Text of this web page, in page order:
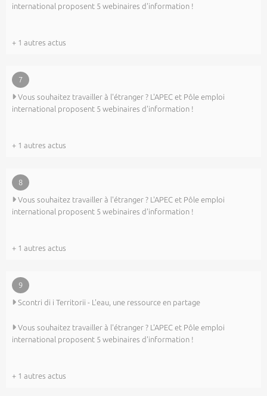
international proposent 5 webinaires d'information !
+ 1 autres actus
7
Vous souhaitez travailler à l'étranger ? L'APEC et Pôle emploi
international proposent 5 webinaires d'information !
+ 1 autres actus
8
Vous souhaitez travailler à l'étranger ? L'APEC et Pôle emploi
international proposent 5 webinaires d'information !
+ 1 autres actus
9
Scontri di i Territorii - L'eau, une ressource en partage
Vous souhaitez travailler à l'étranger ? L'APEC et Pôle emploi
international proposent 5 webinaires d'information !
+ 1 autres actus